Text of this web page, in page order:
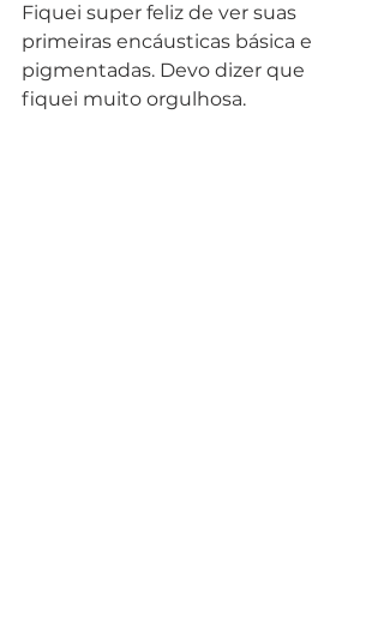
Fiquei super feliz de ver suas
primeiras encáusticas básica e
pigmentadas. Devo dizer que
fiquei muito orgulhosa.